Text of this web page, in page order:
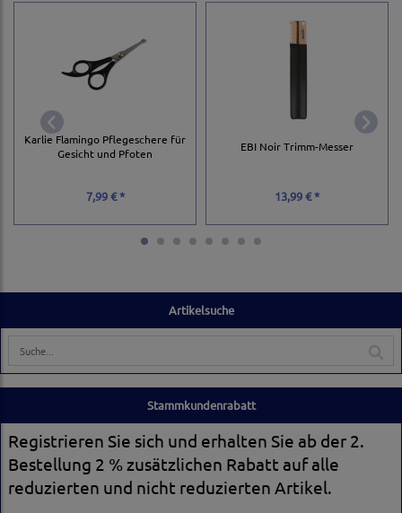
Artikelsuche
Karlie Flamingo Pflegeschere für
Gesicht und Pfoten
7,99 € *
EBI Noir Trimm-Messer
13,99 € *
Stammkundenrabatt
Registrieren Sie sich und erhalten Sie ab der 2.
Bestellung 2 % zusätzlichen Rabatt auf alle
reduzierten und nicht reduzierten Artikel.